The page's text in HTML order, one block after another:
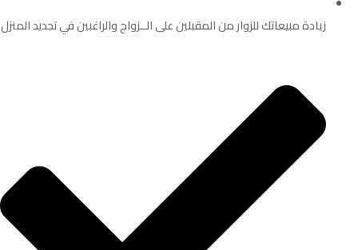
زيادة مبيعاتك للزوار من المقبلين على الــزواج والراغبين في تجديد المنزل